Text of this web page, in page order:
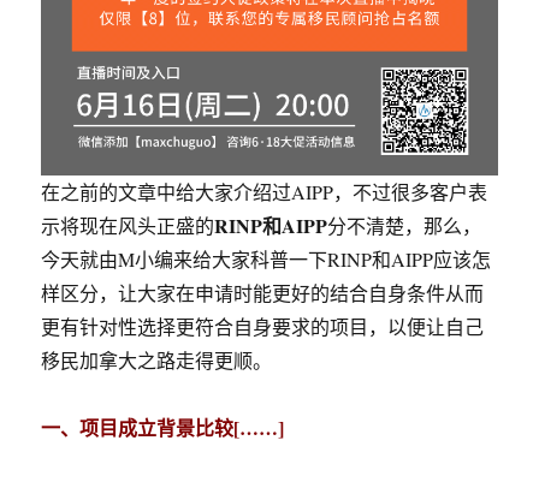
在之前的文章中给大家介绍过AIPP，不过很多客户表
示将现在风头正盛的RINP和AIPP分不清楚，那么，
今天就由M小编来给大家科普一下RINP和AIPP应该怎
样区分，让大家在申请时能更好的结合自身条件从而
更有针对性选择更符合自身要求的项目，以便让自己
移民加拿大之路走得更顺。
一、项目成立背景比较[……]